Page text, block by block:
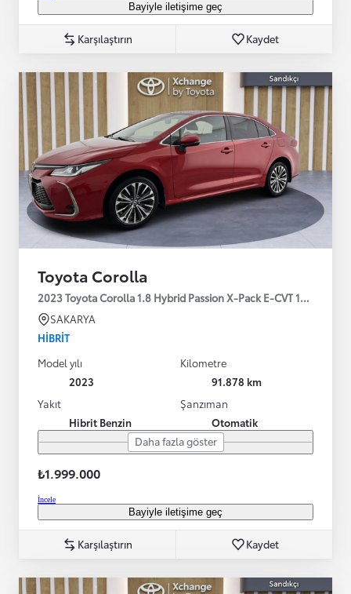
Bayiyle iletişime geç
Karşılaştırın Kaydet
Toyota Corolla
2023 Toyota Corolla 1.8 Hybrid Passion X-Pack E-CVT 140HP
SAKARYA
HIBRIT
Model yılı
2023
Kilometre
91.878 km
Yakıt
Hibrit Benzin
Şanzıman
Otomatik
Daha fazla göster
₺1.999.000
İncele
Bayiyle iletişime geç
Karşılaştırın Kaydet